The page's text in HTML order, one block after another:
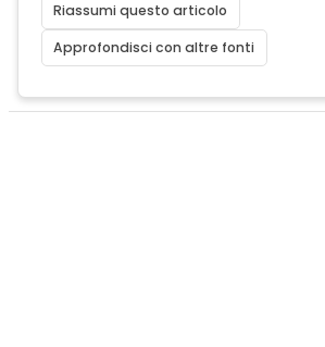
Riassumi questo articolo
Approfondisci con altre fonti